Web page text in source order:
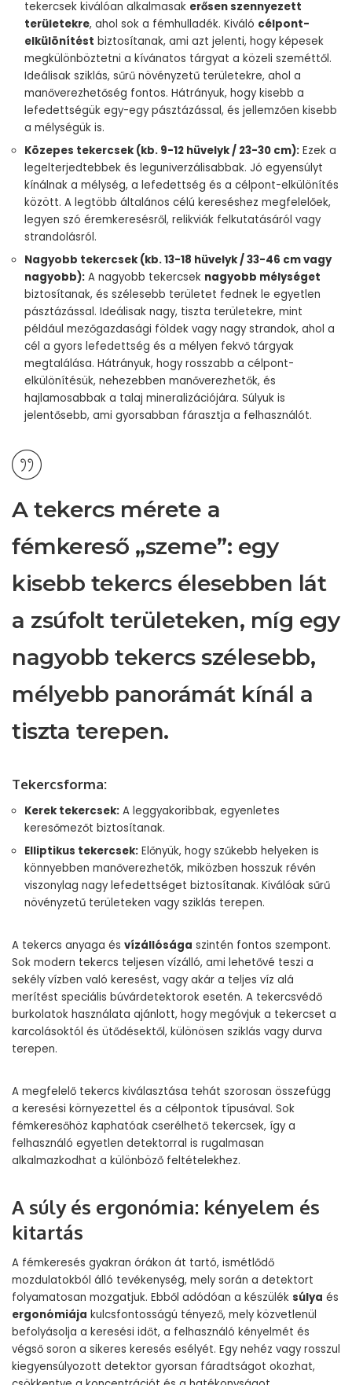
tekercsek kiválóan alkalmasak erősen szennyezett
területekre, ahol sok a fémhulladék. Kiváló célpont-
elkülönítést biztosítanak, ami azt jelenti, hogy képesek
megkülönböztetni a kívánatos tárgyat a közeli szeméttől.
Ideálisak sziklás, sűrű növényzetű területekre, ahol a
manőverezhetőség fontos. Hátrányuk, hogy kisebb a
lefedettségük egy-egy pásztázással, és jellemzően kisebb
a mélységük is.
Közepes tekercsek (kb. 9-12 hüvelyk / 23-30 cm): Ezek a
legelterjedtebbek és leguniverzálisabbak. Jó egyensúlyt
kínálnak a mélység, a lefedettség és a célpont-elkülönítés
között. A legtöbb általános célú kereséshez megfelelőek,
legyen szó éremkeresésről, relikviák felkutatásáról vagy
strandolásról.
Nagyobb tekercsek (kb. 13-18 hüvelyk / 33-46 cm vagy
nagyobb): A nagyobb tekercsek nagyobb mélységet
biztosítanak, és szélesebb területet fednek le egyetlen
pásztázással. Ideálisak nagy, tiszta területekre, mint
például mezőgazdasági földek vagy nagy strandok, ahol a
cél a gyors lefedettség és a mélyen fekvő tárgyak
megtalálása. Hátrányuk, hogy rosszabb a célpont-
elkülönítésük, nehezebben manőverezhetők, és
hajlamosabbak a talaj mineralizációjára. Súlyuk is
jelentősebb, ami gyorsabban fárasztja a felhasználót.
A tekercs mérete a
fémkereső „szeme”: egy
kisebb tekercs élesebben lát
a zsúfolt területeken, míg egy
nagyobb tekercs szélesebb,
mélyebb panorámát kínál a
tiszta terepen.
Tekercsforma:
Kerek tekercsek: A leggyakoribbak, egyenletes
keresőmezőt biztosítanak.
Elliptikus tekercsek: Előnyük, hogy szűkebb helyeken is
könnyebben manőverezhetők, miközben hosszuk révén
viszonylag nagy lefedettséget biztosítanak. Kiválóak sűrű
növényzetű területeken vagy sziklás terepen.
A tekercs anyaga és vízállósága szintén fontos szempont.
Sok modern tekercs teljesen vízálló, ami lehetővé teszi a
sekély vízben való keresést, vagy akár a teljes víz alá
merítést speciális búvárdetektorok esetén. A tekercsvédő
burkolatok használata ajánlott, hogy megóvjuk a tekercset a
karcolásoktól és ütődésektől, különösen sziklás vagy durva
terepen.
A megfelelő tekercs kiválasztása tehát szorosan összefügg
a keresési környezettel és a célpontok típusával. Sok
fémkeresőhöz kaphatóak cserélhető tekercsek, így a
felhasználó egyetlen detektorral is rugalmasan
alkalmazkodhat a különböző feltételekhez.
A súly és ergonómia: kényelem és
kitartás
A fémkeresés gyakran órákon át tartó, ismétlődő
mozdulatokból álló tevékenység, mely során a detektort
folyamatosan mozgatjuk. Ebből adódóan a készülék súlya és
ergonómiája kulcsfontosságú tényező, mely közvetlenül
befolyásolja a keresési időt, a felhasználó kényelmét és
végső soron a sikeres keresés esélyét. Egy nehéz vagy rosszul
kiegyensúlyozott detektor gyorsan fáradtságot okozhat,